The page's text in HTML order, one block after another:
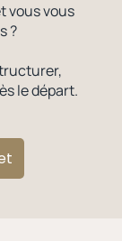
vous vous
?
le départ.